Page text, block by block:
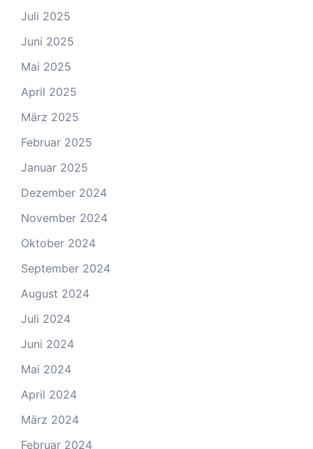
Juli 2025
Juni 2025
Mai 2025
April 2025
März 2025
Februar 2025
Januar 2025
Dezember 2024
November 2024
Oktober 2024
September 2024
August 2024
Juli 2024
Juni 2024
Mai 2024
April 2024
März 2024
Februar 2024